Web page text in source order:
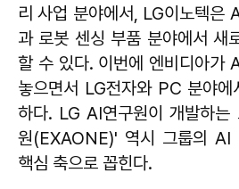
리 사업 분야에서, LG이노텍은
과 로봇 센싱 부품 분야에서 새
할 수 있다. 이번에 엔비디아가
놓으면서 LG전자와 PC 분야에
하다. LG AI연구원이 개발하
원(EXAONE)' 역시 그룹의 AI
핵심 축으로 꼽힌다.